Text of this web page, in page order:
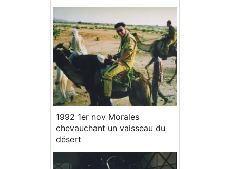
1992 1er nov Morales
chevauchant un vaisseau du
désert